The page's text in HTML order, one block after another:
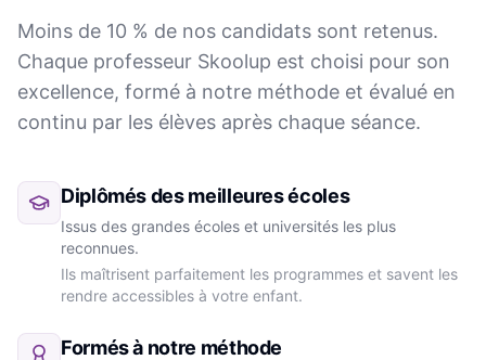
Moins de 10 % de nos candidats sont retenus.
Chaque professeur Skoolup est choisi pour son
excellence, formé à notre méthode et évalué en
continu par les élèves après chaque séance.
Diplômés des meilleures écoles
Issus des grandes écoles et universités les plus
reconnues.
Ils maîtrisent parfaitement les programmes et savent les
rendre accessibles à votre enfant.
Formés à notre méthode